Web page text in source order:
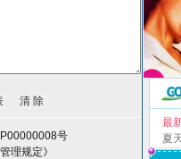
号
理规定》
最
夏